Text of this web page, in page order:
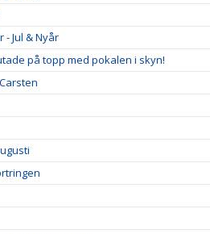
Jul & Nyår
på topp med pokalen i skyn!